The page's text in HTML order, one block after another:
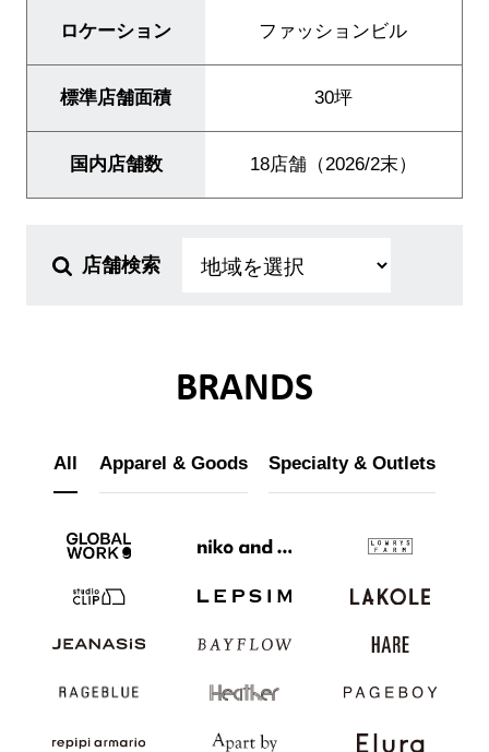
サステナビリティ
ロケーション ファッションビル
標準店舗面積 30坪
国内店舗数 18店舗（2026/2末）
店舗検索
BRANDS
All Apparel & Goods Specialty & Outlets